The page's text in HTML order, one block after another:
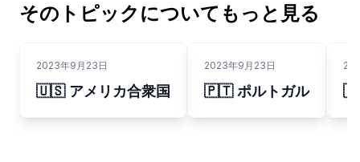
そのトピックについてもっと見る
2023年9月23日
🇺🇸 アメリカ合衆国
2023年9月23日
🇵🇹 ポルトガル